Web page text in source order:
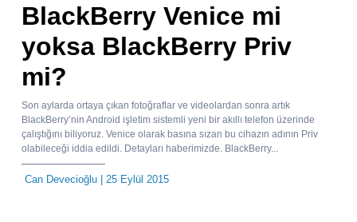
BlackBerry Venice mi
yoksa BlackBerry Priv
mi?
Son aylarda ortaya çıkan fotoğraflar ve videolardan sonra artık
BlackBerry’nin Android işletim sistemli yeni bir akıllı telefon üzerinde
çalıştığını biliyoruz. Venice olarak basına sızan bu cihazın adının Priv
olabileceği iddia edildi. Detayları haberimizde. BlackBerry...
Can Devecioğlu | 25 Eylül 2015